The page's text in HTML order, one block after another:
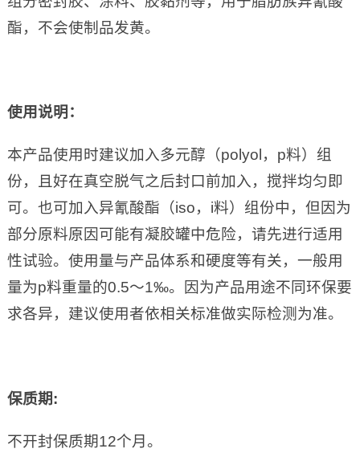
酯，不会使制品发黄。
使用说明：
本产品使用时建议加入多元醇（polyol，p料）组
份，且好在真空脱气之后封口前加入，搅拌均匀即
可。也可加入异氰酸酯（iso，i料）组份中，但因为
部分原料原因可能有凝胶罐中危险，请先进行适用
性试验。使用量与产品体系和硬度等有关，一般用
量为p料重量的0.5～1‰。因为产品用途不同环保要
求各异，建议使用者依相关标准做实际检测为准。
保质期:
不开封保质期12个月。